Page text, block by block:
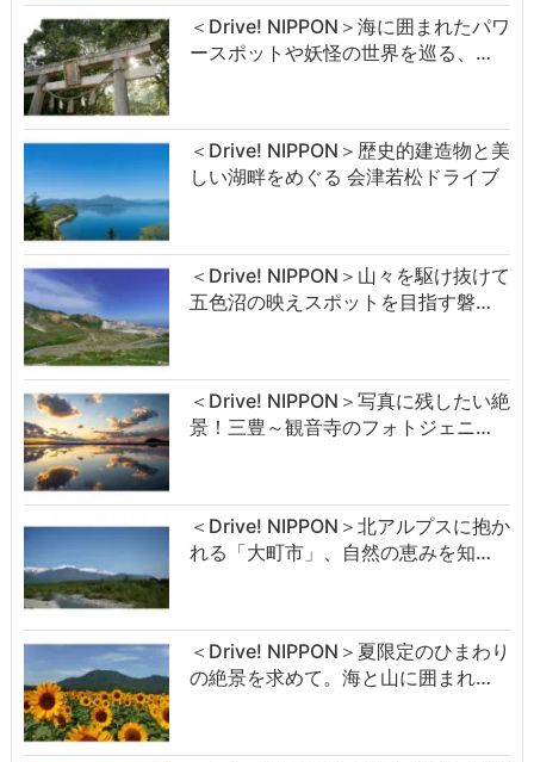
＜Drive! NIPPON＞海に囲まれたパワ
ースポットや妖怪の世界を巡る、…
＜Drive! NIPPON＞歴史的建造物と美
しい湖畔をめぐる 会津若松ドライブ
＜Drive! NIPPON＞山々を駆け抜けて
五色沼の映えスポットを目指す磐…
＜Drive! NIPPON＞写真に残したい絶
景！三豊～観音寺のフォトジェニ…
＜Drive! NIPPON＞北アルプスに抱か
れる「大町市」、自然の恵みを知…
＜Drive! NIPPON＞夏限定のひまわり
の絶景を求めて。海と山に囲まれ…